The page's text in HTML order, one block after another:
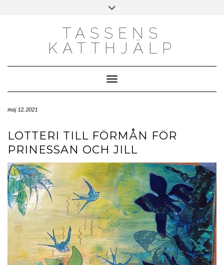
Toggle
TASSENS
KATTHJÄLP
Toggle Navigation
maj 12, 2021
LOTTERI TILL FÖRMÅN FÖR
PRINESSAN OCH JILL